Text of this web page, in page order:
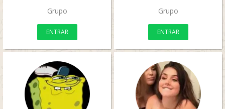
Grupo
ENTRAR
Grupo
ENTRAR